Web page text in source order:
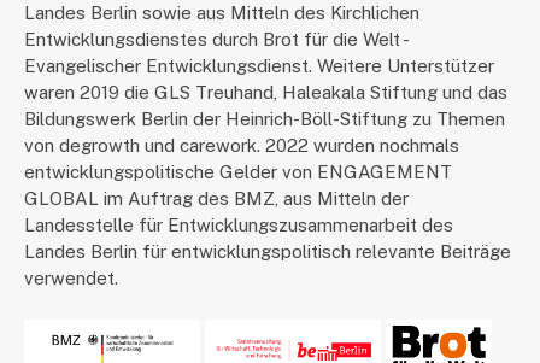
Landes Berlin sowie aus Mitteln des Kirchlichen
Entwicklungsdienstes durch Brot für die Welt -
Evangelischer Entwicklungsdienst. Weitere Unterstützer
waren 2019 die GLS Treuhand, Haleakala Stiftung und das
Bildungswerk Berlin der Heinrich-Böll-Stiftung zu Themen
von degrowth und carework. 2022 wurden nochmals
entwicklungspolitische Gelder von ENGAGEMENT
GLOBAL im Auftrag des BMZ, aus Mitteln der
Landesstelle für Entwicklungszusammenarbeit des
Landes Berlin für entwicklungspolitisch relevante Beiträge
verwendet.